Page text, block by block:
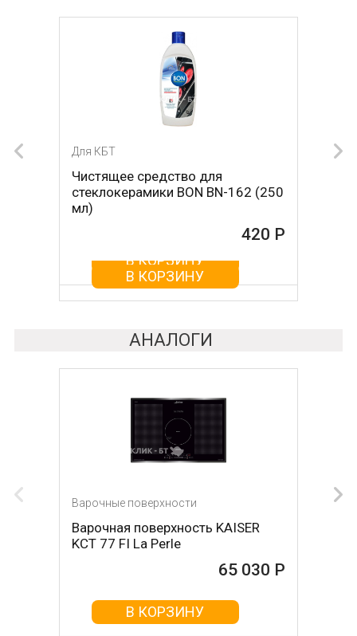
Для КБТ
Чистящее средство для
стеклокерамики BON BN-162 (250
мл)
420 Р
В КОРЗИНУ
Для КБТ
Скребок для ухода за
стеклокерамикой BON BN-603
В КОРЗИНУ
АНАЛОГИ
Варочные поверхности
Варочная поверхность KAISER
KCT 77 FI La Perle
65 030 Р
В КОРЗИНУ
Варочные поверхности
Варочная поверхность Teka EFX
90 5G
65 070 Р
В КОРЗИНУ